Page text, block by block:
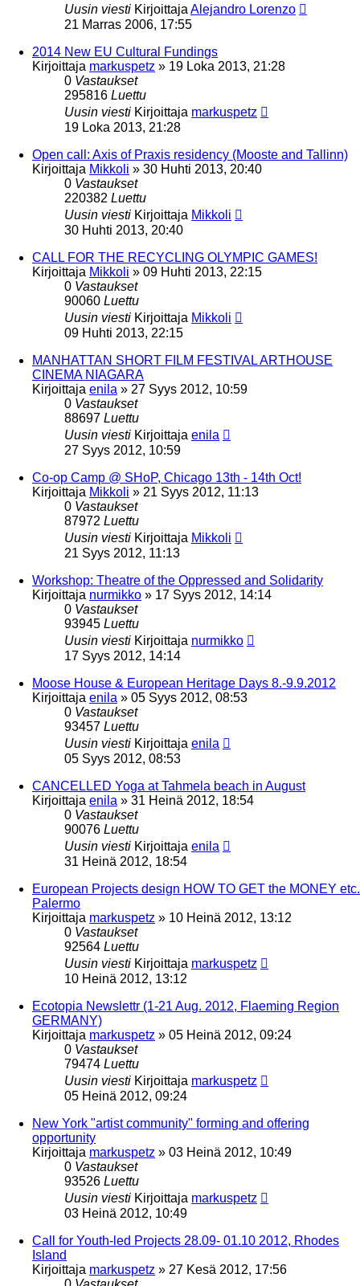
Uusin viesti Kirjoittaja Alejandro Lorenzo
21 Marras 2006, 17:55
2014 New EU Cultural Fundings
Kirjoittaja markuspetz » 19 Loka 2013, 21:28
0 Vastaukset
295816 Luettu
Uusin viesti Kirjoittaja markuspetz
19 Loka 2013, 21:28
Open call: Axis of Praxis residency (Mooste and Tallinn)
Kirjoittaja Mikkoli » 30 Huhti 2013, 20:40
0 Vastaukset
220382 Luettu
Uusin viesti Kirjoittaja Mikkoli
30 Huhti 2013, 20:40
CALL FOR THE RECYCLING OLYMPIC GAMES!
Kirjoittaja Mikkoli » 09 Huhti 2013, 22:15
0 Vastaukset
90060 Luettu
Uusin viesti Kirjoittaja Mikkoli
09 Huhti 2013, 22:15
MANHATTAN SHORT FILM FESTIVAL ARTHOUSE
CINEMA NIAGARA
Kirjoittaja enila » 27 Syys 2012, 10:59
0 Vastaukset
88697 Luettu
Uusin viesti Kirjoittaja enila
27 Syys 2012, 10:59
Co-op Camp @ SHoP, Chicago 13th - 14th Oct!
Kirjoittaja Mikkoli » 21 Syys 2012, 11:13
0 Vastaukset
87972 Luettu
Uusin viesti Kirjoittaja Mikkoli
21 Syys 2012, 11:13
Workshop: Theatre of the Oppressed and Solidarity
Kirjoittaja nurmikko » 17 Syys 2012, 14:14
0 Vastaukset
93945 Luettu
Uusin viesti Kirjoittaja nurmikko
17 Syys 2012, 14:14
Moose House & European Heritage Days 8.-9.9.2012
Kirjoittaja enila » 05 Syys 2012, 08:53
0 Vastaukset
93457 Luettu
Uusin viesti Kirjoittaja enila
05 Syys 2012, 08:53
CANCELLED Yoga at Tahmela beach in August
Kirjoittaja enila » 31 Heinä 2012, 18:54
0 Vastaukset
90076 Luettu
Uusin viesti Kirjoittaja enila
31 Heinä 2012, 18:54
European Projects design HOW TO GET the MONEY etc.
Palermo
Kirjoittaja markuspetz » 10 Heinä 2012, 13:12
0 Vastaukset
92564 Luettu
Uusin viesti Kirjoittaja markuspetz
10 Heinä 2012, 13:12
Ecotopia Newslettr (1-21 Aug. 2012, Flaeming Region
GERMANY)
Kirjoittaja markuspetz » 05 Heinä 2012, 09:24
0 Vastaukset
79474 Luettu
Uusin viesti Kirjoittaja markuspetz
05 Heinä 2012, 09:24
New York "artist community" forming and offering
opportunity
Kirjoittaja markuspetz » 03 Heinä 2012, 10:49
0 Vastaukset
93526 Luettu
Uusin viesti Kirjoittaja markuspetz
03 Heinä 2012, 10:49
Call for Youth-led Projects 28.09- 01.10 2012, Rhodes
Island
Kirjoittaja markuspetz » 27 Kesä 2012, 17:56